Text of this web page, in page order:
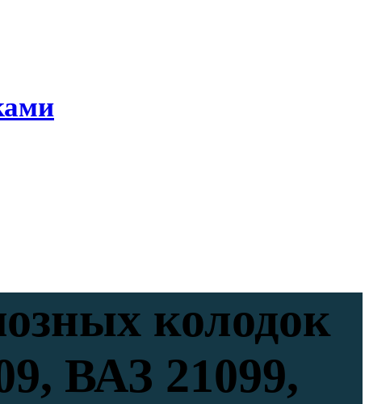
колодок
ВАЗ 21099,